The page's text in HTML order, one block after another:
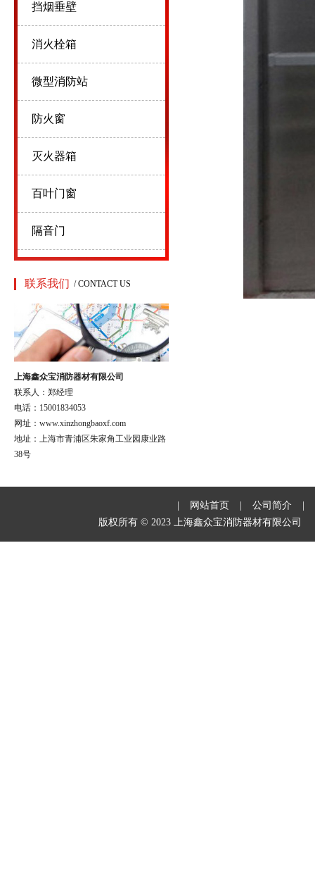
挡烟垂壁
消火栓箱
微型消防站
防火窗
灭火器箱
百叶门窗
隔音门
联系我们 / CONTACT US
上海鑫众宝消防器材有限公司
联系人：郑经理
电话：15001834053
网址：www.xinzhongbaoxf.com
地址：上海市青浦区朱家角工业园康业路
38号
网站首页 公司简介
版权所有 © 2023 上海鑫众宝消防器材有限公